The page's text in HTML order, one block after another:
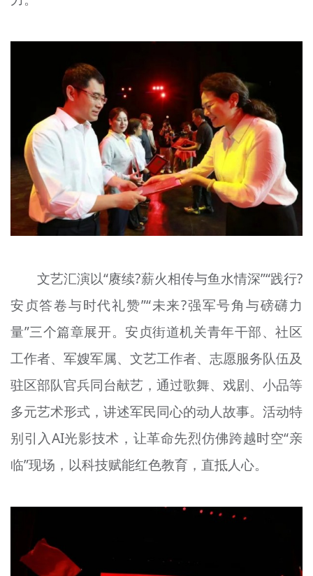
文艺汇演以“赓续?薪火相传与鱼水情深”“践行?
安贞答卷与时代礼赞”“未来?强军号角与磅礴力
量”三个篇章展开。安贞街道机关青年干部、社区
工作者、军嫂军属、文艺工作者、志愿服务队伍及
驻区部队官兵同台献艺，通过歌舞、戏剧、小品等
多元艺术形式，讲述军民同心的动人故事。活动特
别引入AI光影技术，让革命先烈仿佛跨越时空“亲
临”现场，以科技赋能红色教育，直抵人心。